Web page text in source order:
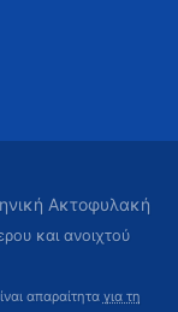
Ακτοφυλακή
και ανοιχτού
απαραίτητα για τη